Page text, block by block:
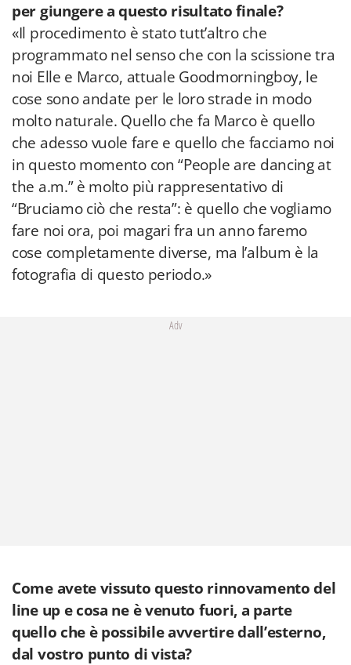
per giungere a questo risultato finale?
«Il procedimento è stato tutt’altro che
programmato nel senso che con la scissione tra
noi Elle e Marco, attuale Goodmorningboy, le
cose sono andate per le loro strade in modo
molto naturale. Quello che fa Marco è quello
che adesso vuole fare e quello che facciamo noi
in questo momento con “People are dancing at
the a.m.” è molto più rappresentativo di
“Bruciamo ciò che resta”: è quello che vogliamo
fare noi ora, poi magari fra un anno faremo
cose completamente diverse, ma l’album è la
fotografia di questo periodo.»
Adv
Come avete vissuto questo rinnovamento del
line up e cosa ne è venuto fuori, a parte
quello che è possibile avvertire dall’esterno,
dal vostro punto di vista?